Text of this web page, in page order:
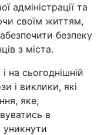
адміністрації та
своїм життям,
безпеку
з міста.
на сьогоднішній
і виклики, які
яке,
в
уникнути